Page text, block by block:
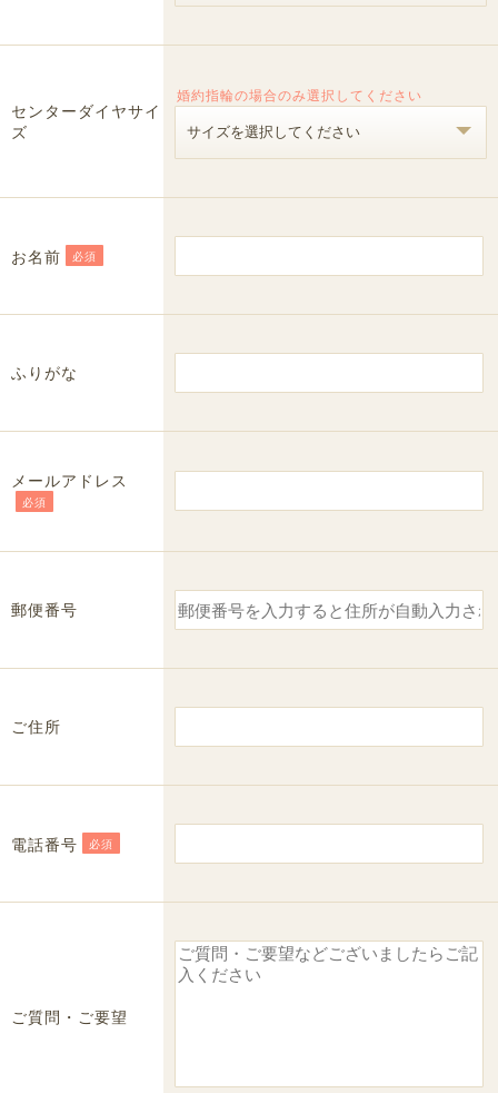
センターダイヤサイ
ズ
婚約指輪の場合のみ選択してください
お名前 必須
ふりがな
メールアドレス
必須
郵便番号
ご住所
電話番号 必須
ご質問・ご要望